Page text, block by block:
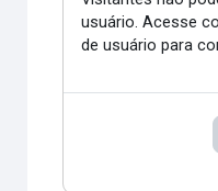
usuário. Acesse
de usuário para